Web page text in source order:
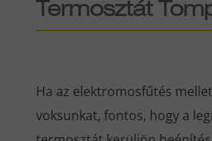
Termosztát
Ha az elektromosfűtés
voksunkat, fontos, hogy a